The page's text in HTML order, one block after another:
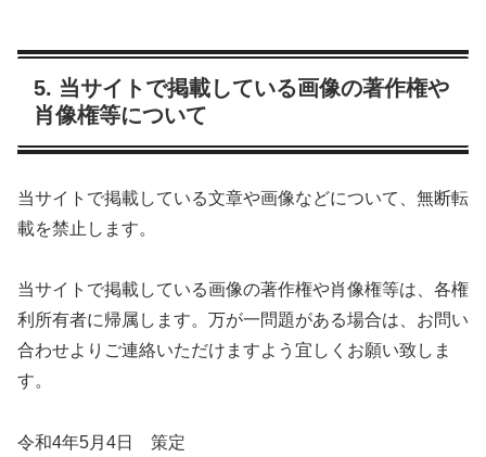
5. 当サイトで掲載している画像の著作権や
肖像権等について
当サイトで掲載している文章や画像などについて、無断転
載を禁止します。
当サイトで掲載している画像の著作権や肖像権等は、各権
利所有者に帰属します。万が一問題がある場合は、お問い
合わせよりご連絡いただけますよう宜しくお願い致しま
す。
令和4年5月4日 策定